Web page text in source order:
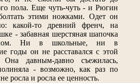
пола. Еще чуть-чуть - и Рюгин
этими ножками. Одет он
какой-то древний френч, на
- забавная шерстяная шапочка
Ни в школьные, ни в
годы он не расставался с этой
Она давным-давно съежилась,
- возможно, как раз по
росла и росла ее ценность.